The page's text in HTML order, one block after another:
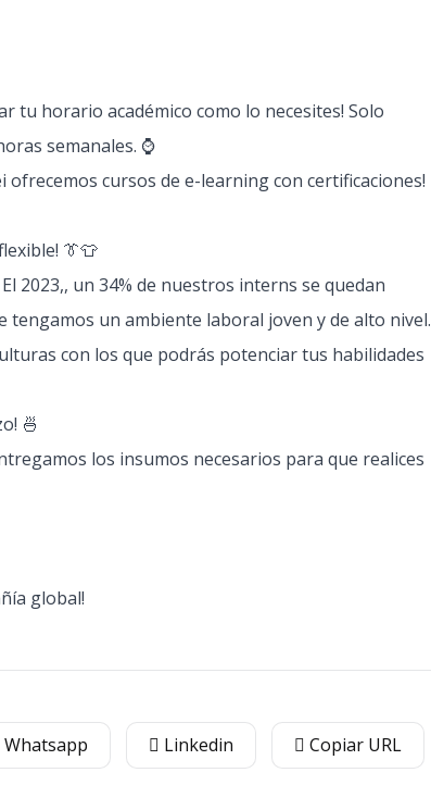
tu horario académico como lo necesites! Solo
semanales. ⌚
ofrecemos cursos de e-learning con certificaciones!
👔👕
2023,, un 34% de nuestros interns se quedan
un ambiente laboral joven y de alto nivel.
con los que podrás potenciar tus habilidades
🍜
los insumos necesarios para que realices
global!
Whatsapp Linkedin Copiar URL